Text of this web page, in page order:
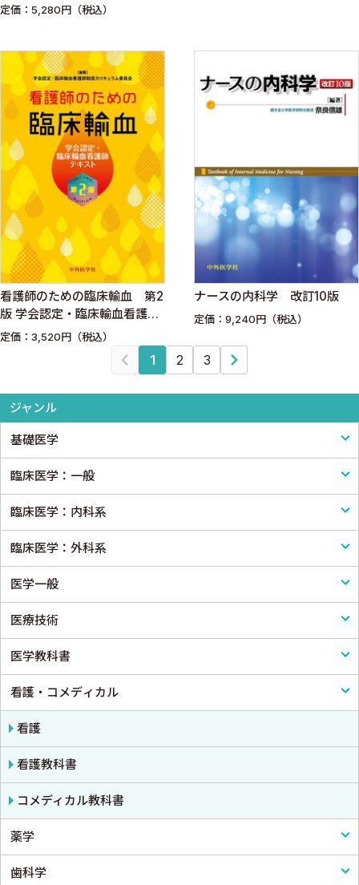
ジャンル
基礎医学
基礎医学一般
解剖学
生理学
免疫学・血清学
公衆衛生学
法医学
臨床医学：一般
臨床医学一般
診断・臨床検査
画像医学・放射線医学・核医学
プライマリケア医学・総合診療
救急医学・集中治療医学
癌・腫瘍一般・緩和医療
栄養・食事療法・輸液・輸血
薬物療法
東洋医学・漢方医学
臨床医学：内科系
内科学一般
感染症
アレルギー・膠原病・リウマチ
内分泌・代謝・糖尿病
腎臓
血液
脳・神経
精神
呼吸器
循環器・血管
臨床医学：外科系
外科学一般
脳神経外科
心臓・血管外科
消化器外科
小児外科
形成外科
整形外科
スポーツ医学
産婦人科
医学一般
医学一般・医学概論
医療制度
病院管理
医療統計
論文・医学情報
医学教育
医療技術
リハビリテーション技術
鍼灸・柔道整復
医学教科書
医学教科書
看護・コメディカル
看護
看護教科書
コメディカル教科書
薬学
薬学
歯科学
定価：5,280円（税込）
看護師のための臨床輸血 第2
版 学会認定・臨床輸血看護師
テキスト
定価：3,520円（税込）
ナースの内科学 改訂10版
定価：9,240円（税込）
1 2 3